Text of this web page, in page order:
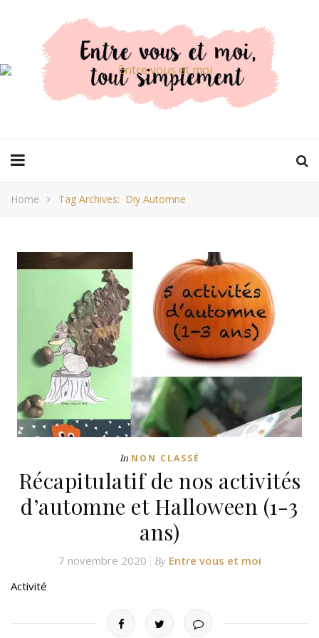
Home Tag Archives: Diy Automne
In NON CLASSÉ
Récapitulatif de nos activités
d’automne et Halloween (1-3
ans)
7 novembre 2020 By Entre vous et moi
Activité